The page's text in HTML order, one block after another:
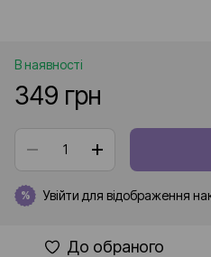
В наявності
349 грн
% Увійти для відображення
До обраного